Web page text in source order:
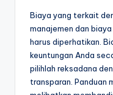
Biaya yang terkait
manajemen dan
harus diperhatikan.
keuntungan Anda
pilihlah reksadana
transparan. Panduan